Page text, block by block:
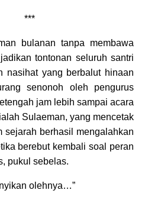
***
bulanan tanpa membawa
tontonan seluruh santri
nasihat yang berbalut hinaan
senonoh oleh pengurus
jam lebih sampai acara
Sulaeman, yang mencetak
sejarah berhasil mengalahkan
berebut kembali soal peran
pukul sebelas.
olehnya…”